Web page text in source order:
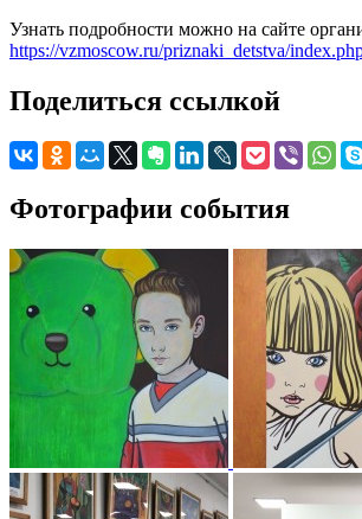
Узнать подробности можно на сайте
https://vzmoscow.ru/priznaki_detstva/
Поделиться ссылкой
Фотографии события